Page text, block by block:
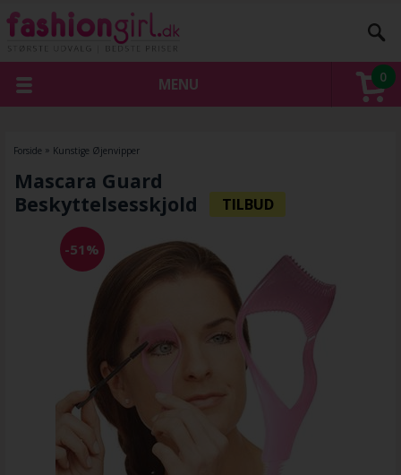
0
MENU
Forside » Kunstige Øjenvipper
Mascara Guard
Beskyttelsesskjold
-51%